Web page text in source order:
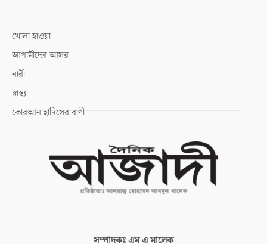
খোলা হাওয়া
আগামীদের আসর
নারী
স্বাস্থ্য
কোরআন হাদিসের বাণী
সম্পাদকঃএম এ মালেক